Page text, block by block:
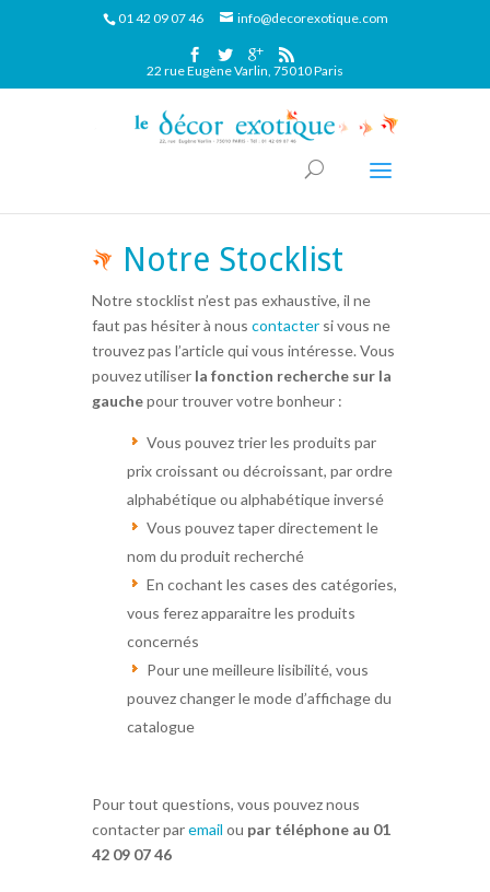
01 42 09 07 46 info@decorexotique.com
22 rue Eugène Varlin, 75010 Paris
Notre Stocklist
Notre stocklist n’est pas exhaustive, il ne
faut pas hésiter à nous contacter si vous ne
trouvez pas l’article qui vous intéresse. Vous
pouvez utiliser la fonction recherche sur la
gauchepour trouver votre bonheur :
Vous pouvez trier les produits par
prix croissant ou décroissant, par ordre
alphabétique ou alphabétique inversé
Vous pouvez taper directement le
nom du produit recherché
En cochant les cases des catégories,
vous ferez apparaitre les produits
concernés
Pour une meilleure lisibilité, vous
pouvez changer le mode d’affichage du
catalogue
Pour tout questions, vous pouvez nous
contacter paremail ou par téléphone au 01
42 09 07 46